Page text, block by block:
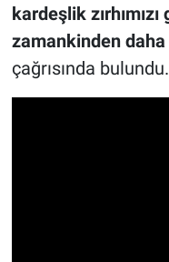
kardeşlik
zamankinden daha
çağrısında bulundu.